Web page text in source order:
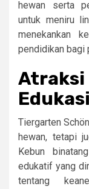
hewan serta
untuk meniru
menekankan
pendidikan bagi
Edukasi
Tiergarten
hewan, tetapi
Kebun
edukatif yang
tentang